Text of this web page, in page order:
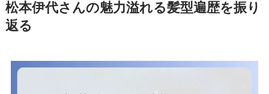
松本伊代さんの魅力溢れる髪型遍歴を振り
返る